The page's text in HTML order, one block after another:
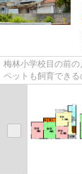
梅林小学校目の前
ペットも飼育できる